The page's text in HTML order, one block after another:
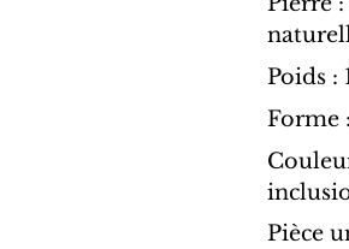
Poids :
Forme
Pièce